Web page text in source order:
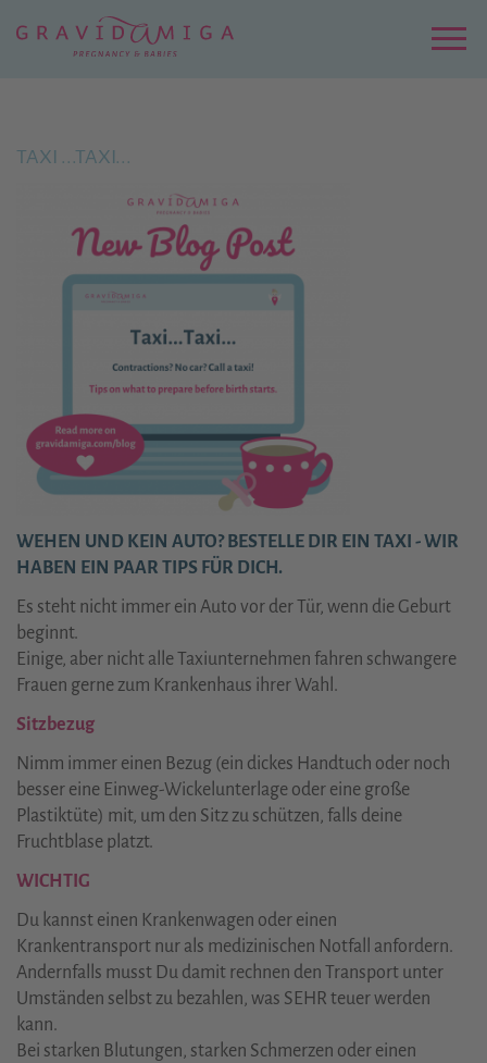
Hauptinhalt
TAXI ...TAXI...
WEHEN UND KEIN AUTO? BESTELLE DIR EIN TAXI - WIR
HABEN EIN PAAR TIPS FÜR DICH.
Es steht nicht immer ein Auto vor der Tür, wenn die Geburt
beginnt.
Einige, aber nicht alle Taxiunternehmen fahren schwangere
Frauen gerne zum Krankenhaus ihrer Wahl.
Sitzbezug
Nimm immer einen Bezug (ein dickes Handtuch oder noch
besser eine Einweg-Wickelunterlage oder eine große
Plastiktüte) mit, um den Sitz zu schützen, falls deine
Fruchtblase platzt.
WICHTIG
Du kannst einen Krankenwagen oder einen
Krankentransport nur als medizinischen Notfall anfordern.
Andernfalls musst Du damit rechnen den Transport unter
Umständen selbst zu bezahlen, was SEHR teuer werden
kann.
Bei starken Blutungen, starken Schmerzen oder einen